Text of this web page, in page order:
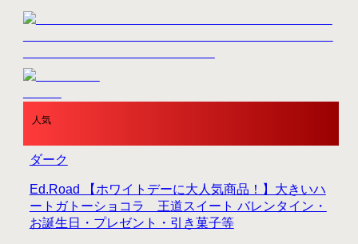
人気
Ed.Road 【ホワイトデーに大人気商品！】大きいハ
ートガトーショコラ 王道スイート バレンタイン・
お誕生日・プレゼント・引き菓子等
ダーク